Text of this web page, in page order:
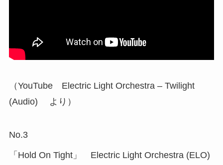
（YouTube Electric Light Orchestra – Twilight
(Audio) より）
No.3
「Hold On Tight」 Electric Light Orchestra (ELO)